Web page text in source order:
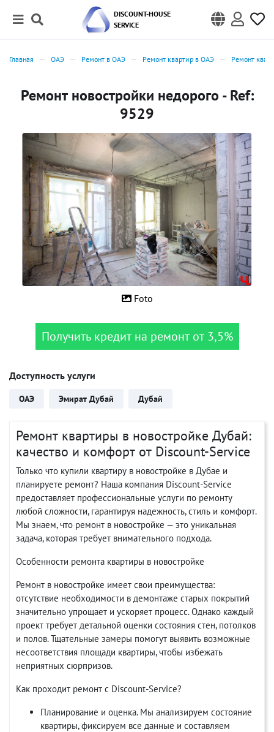
DISCOUNT-HOUSE
SERVICE
Главная ОАЭ Ремонт в ОАЭ Ремонт квартир в ОАЭ Ремонт
Ремонт новостройки недорого - Ref:
9529
Foto
Получить кредит на ремонт от 3,5%
Доступность услуги
ОАЭ Эмират Дубай Дубай
Ремонт квартиры в новостройке Дубай:
качество и комфорт от Discount-Service
Только что купили квартиру в новостройке в Дубае и
планируете ремонт? Наша компания Discount-Service
предоставляет профессиональные услуги по ремонту
любой сложности, гарантируя надежность, стиль и комфорт.
Мы знаем, что ремонт в новостройке — это уникальная
задача, которая требует внимательного подхода.
Особенности ремонта квартиры в новостройке
Ремонт в новостройке имеет свои преимущества:
отсутствие необходимости в демонтаже старых покрытий
значительно упрощает и ускоряет процесс. Однако каждый
проект требует детальной оценки состояния стен, потолков
и полов. Тщательные замеры помогут выявить возможные
несоответствия площади квартиры, чтобы избежать
неприятных сюрпризов.
Как проходит ремонт с Discount-Service?
Планирование и оценка. Мы анализируем состояние
квартиры, фиксируем все данные и составляем